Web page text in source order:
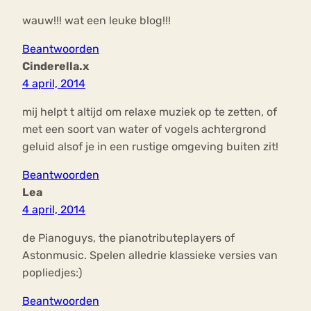
wauw!!! wat een leuke blog!!!
Beantwoorden
Cinderella.x
4 april, 2014
mij helpt t altijd om relaxe muziek op te zetten, of
met een soort van water of vogels achtergrond
geluid alsof je in een rustige omgeving buiten zit!
Beantwoorden
Lea
4 april, 2014
de Pianoguys, the pianotributeplayers of
Astonmusic. Spelen alledrie klassieke versies van
popliedjes:)
Beantwoorden